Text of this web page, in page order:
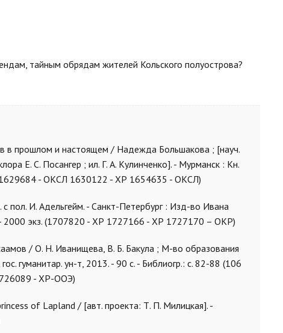
тайным обрядам жителей Кольского полуострова?
в прошлом и настоящем / Надежда Большакова ; [науч.
Е. С. Посангер ; ил. Г. А. Кулинченко]. - Мурманск : Кн.
(1629684 - ОКСЛ 1630122 - ХР 1654635 - ОКСЛ)
пол. И. Адельгейм. - Санкт-Петербург : Изд-во Ивана
- 2000 экз. (1707820 - ХР 1727166 - ХР 1727170 – ОКР)
/ О. Н. Иванищева, В. Б. Бакула ; М-во образования
гуманитар. ун-т, 2013. - 90 с. - Библиогр.: с. 82-88 (106
- ХР-ООЭ)
of Lapland / [авт. проекта: Т. П. Милицкая]. -